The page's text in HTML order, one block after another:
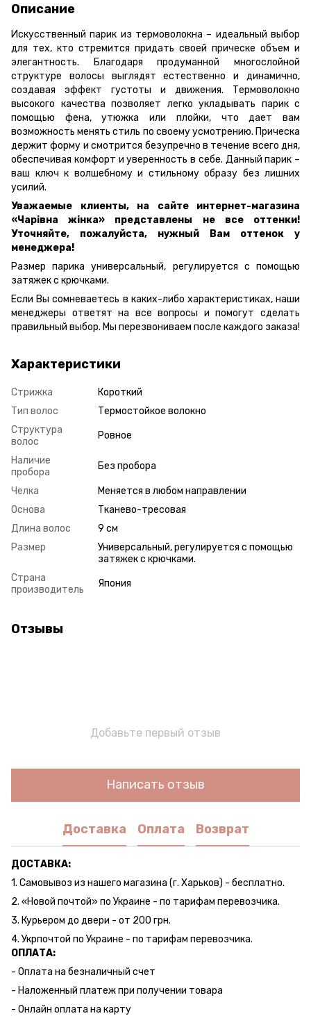
Описание
Искусственный парик из термоволокна – идеальный выбор
для тех, кто стремится придать своей прическе объем и
элегантность. Благодаря продуманной многослойной
структуре волосы выглядят естественно и динамично,
создавая эффект густоты и движения. Термоволокно
высокого качества позволяет легко укладывать парик с
помощью фена, утюжка или плойки, что дает вам
возможность менять стиль по своему усмотрению. Прическа
держит форму и смотрится безупречно в течение всего дня,
обеспечивая комфорт и уверенность в себе. Данный парик –
ваш ключ к волшебному и стильному образу без лишних
усилий.
Уважаемые клиенты, на сайте интернет-магазина
«Ч арівна жінка» представлены не все оттенки!
Уточняйте, пожалуйста, нужный Вам оттенок у
менеджера!
Размер парика универсальный, регулируется с помощью
затяжек с крючками.
Если Вы сомневаетесь в каких-либо характеристиках, наши
менеджеры ответят на все вопросы и помогут сделать
правильный выбор. Мы перезвониваем после каждого заказа!
Характеристики
Стрижка
Короткий
Тип волос
Термостойкое волокно
Структура
волос
Ровное
Наличие
пробора
Без пробора
Челка
Меняется в любом направлении
Основа
Тканево-тресовая
Длина волос
9 см
Размер
Универсальный, регулируется с помощью
затяжек с крючками.
Страна
производитель
Япония
Отзывы
Добавьте первый отзыв
Написать отзыв
Доставка Оплата Возврат
ДОСТАВКА:
1. Самовывоз из нашего магазина (г. Харьков) - бесплатно.
2. «Новой почтой» по Украине - по тарифам перевозчика.
3. Курьером до двери - от 200 грн.
4. Укрпочтой по Украине - по тарифам перевозчика.
ОПЛАТА:
- Оплата на безналичный счет
- Наложенный платеж при получении товара
- Онлайн оплата на карту